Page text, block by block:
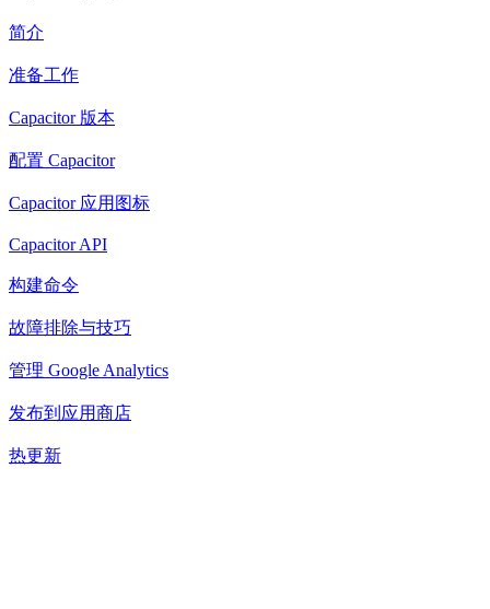
简介
准备工作
Capacitor 版本
配置 Capacitor
Capacitor 应用图标
Capacitor API
构建命令
故障排除与技巧
管理 Google Analytics
发布到应用商店
热更新